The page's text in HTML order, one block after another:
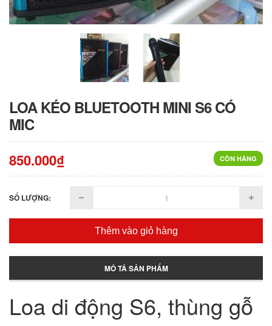
LOA KÉO BLUETOOTH MINI S6 CÓ
MIC
CÒN HÀNG
850.000₫
SỐ LƯỢNG:
Thêm vào giỏ hàng
MÔ TẢ SẢN PHẨM
Loa di động S6, thùng gỗ